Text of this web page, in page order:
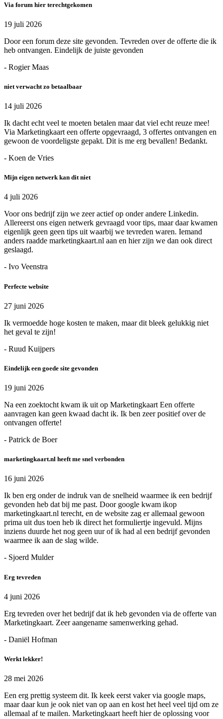
Via forum hier terechtgekomen
19 juli 2026
Door een forum deze site gevonden. Tevreden over de offerte die ik
heb ontvangen. Eindelijk de juiste gevonden
- Rogier Maas
niet verwacht zo betaalbaar
14 juli 2026
Ik dacht echt veel te moeten betalen maar dat viel echt reuze mee!
Via Marketingkaart een offerte opgevraagd, 3 offertes ontvangen en
gewoon de voordeligste gepakt. Dit is me erg bevallen! Bedankt.
- Koen de Vries
Mijn eigen netwerk kan dit niet
4 juli 2026
Voor ons bedrijf zijn we zeer actief op onder andere Linkedin.
Allereerst ons eigen netwerk gevraagd voor tips, maar daar kwamen
eigenlijk geen geen tips uit waarbij we tevreden waren. Iemand
anders raadde marketingkaart.nl aan en hier zijn we dan ook direct
geslaagd.
- Ivo Veenstra
Perfecte website
27 juni 2026
Ik vermoedde hoge kosten te maken, maar dit bleek gelukkig niet
het geval te zijn!
- Ruud Kuijpers
Eindelijk een goede site gevonden
19 juni 2026
Na een zoektocht kwam ik uit op Marketingkaart Een offerte
aanvragen kan geen kwaad dacht ik. Ik ben zeer positief over de
ontvangen offerte!
- Patrick de Boer
marketingkaart.nl heeft me snel verbonden
16 juni 2026
Ik ben erg onder de indruk van de snelheid waarmee ik een bedrijf
gevonden heb dat bij me past. Door google kwam ikop
marketingkaart.nl terecht, en de website zag er allemaal gewoon
prima uit dus toen heb ik direct het formuliertje ingevuld. Mijns
inziens duurde het nog geen uur of ik had al een bedrijf gevonden
waarmee ik aan de slag wilde.
- Sjoerd Mulder
Erg tevreden
4 juni 2026
Erg tevreden over het bedrijf dat ik heb gevonden via de offerte van
Marketingkaart. Zeer aangename samenwerking gehad.
- Daniël Hofman
Werkt lekker!
28 mei 2026
Een erg prettig systeem dit. Ik keek eerst vaker via google maps,
maar daar kun je ook niet van op aan en kost het heel veel tijd om ze
allemaal af te mailen. Marketingkaart heeft hier de oplossing voor